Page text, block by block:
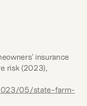
insurance
risk (2023),
05/state-farm-